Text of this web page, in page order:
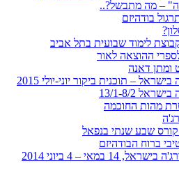
– מה מתבשל?..
בודהיזם
לימוד שבועית בתל אביב
ההוצאה לאור
ומתן דאנה
– תוכנית ביקור יוני-יולי 2015
13/1-8/2
מהות החוכמה
קורס שבע שנתי בנפאל
ברוח הבודהיזם
– 4 ביוני 2014